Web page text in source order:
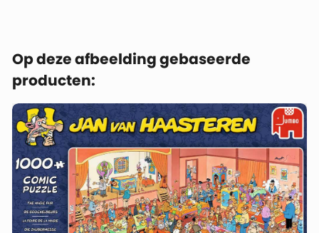
Op deze afbeelding gebaseerde
producten: